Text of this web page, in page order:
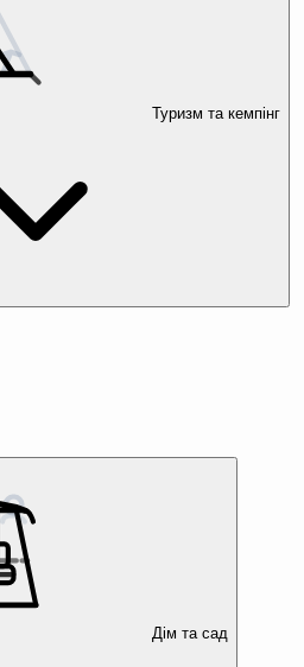
Туризм та кемпінг
Дім та сад